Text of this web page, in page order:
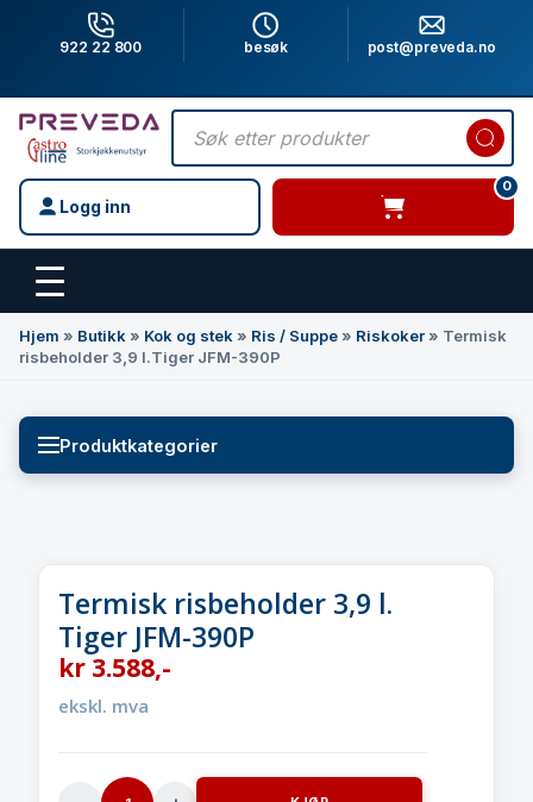
922 22 800 besøk post@preveda.no
Products
search
Logg inn
0
varer i handlevogn
Hovedinnhold
Hjem » Butikk » Kok og stek » Ris / Suppe» Riskoker» Termisk
risbeholder 3,9 l.Tiger JFM-390P
Produktkategorier
Termisk risbeholder 3,9 l.
Tiger JFM-390P
kr 3.588,-
ekskl. mva